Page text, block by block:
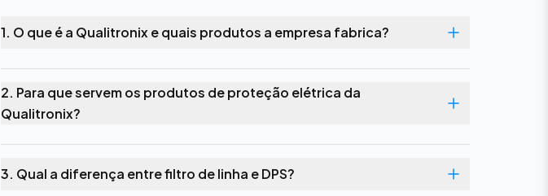
1. O que é a Qualitronix e quais produtos a empresa fabrica?
2. Para que servem os produtos de proteção elétrica da
Qualitronix?
3. Qual a diferença entre filtro de linha e DPS?